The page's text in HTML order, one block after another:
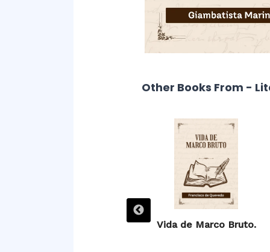
Other Books From -
Vida de Marco Bruto.